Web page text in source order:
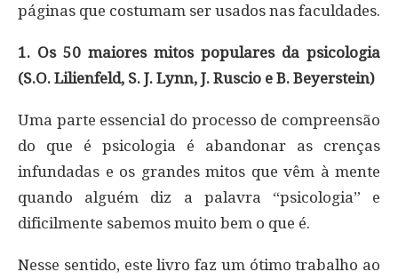
páginas que costumam ser usados nas faculdades.
1. Os 50 maiores mitos populares da psicologia
(S.O. Lilienfeld, S. J. Lynn, J. Ruscio e B. Beyerstein)
Uma parte essencial do processo de compreensão
do que é psicologia é abandonar as crenças
infundadas e os grandes mitos que vêm à mente
quando alguém diz a palavra “psicologia” e
dificilmente sabemos muito bem o que é.
Nesse sentido, este livro faz um ótimo trabalho ao